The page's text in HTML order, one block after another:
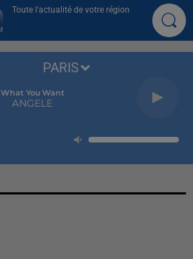
Toute l'actualité de votre région
What You Want
ANGELE
PARIS